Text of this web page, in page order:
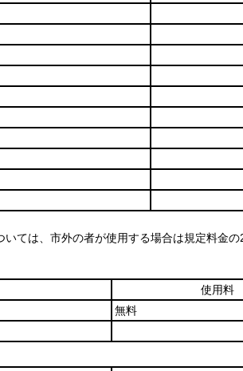
ては、市外の者が使用する場合は規定料金の
使用料
無料